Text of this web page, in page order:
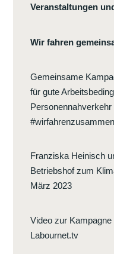
Veranstaltungen
Wir fahren
Gemeinsame
für gute
Personennahverkehr
#wirfahrenzusammen
Franziska Heinisch
Betriebshof zum
März 2023
Video zur Kampagne
Labournet.tv